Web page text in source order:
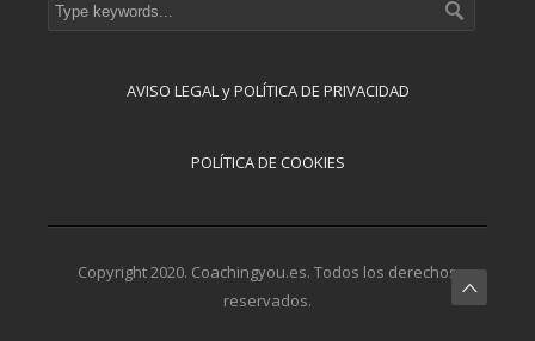
AVISO LEGAL y POLÍTICA DE PRIVACIDAD
POLÍTICA DE COOKIES
Copyright 2020. Coachingyou.es. Todos los derechos
reservados.